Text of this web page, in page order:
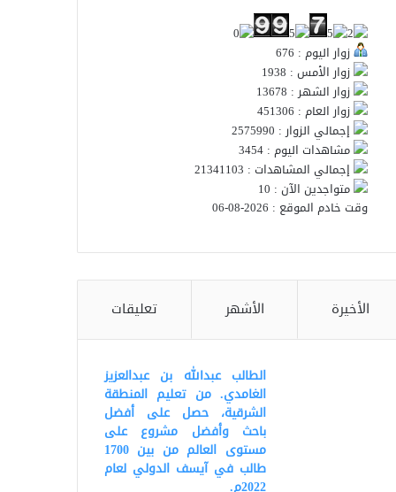
زوار اليوم : 676
زوار الأمس : 1938
زوار الشهر : 13678
زوار العام : 451306
إجمالي الزوار : 2575990
مشاهدات اليوم : 3454
إجمالي المشاهدات : 21341103
متواجدين الآن : 10
وقت خادم الموقع : 2026-08-06
الأخيرة الأشهر تعليقات
الطالب عبدالله بن عبدالعزيز
الغامدي. من تعليم المنطقة
الشرقية، حصل على أفضل
باحث وأفضل مشروع على
مستوى العالم من بين 1700
طالب في آيسف الدولي لعام
2022م.